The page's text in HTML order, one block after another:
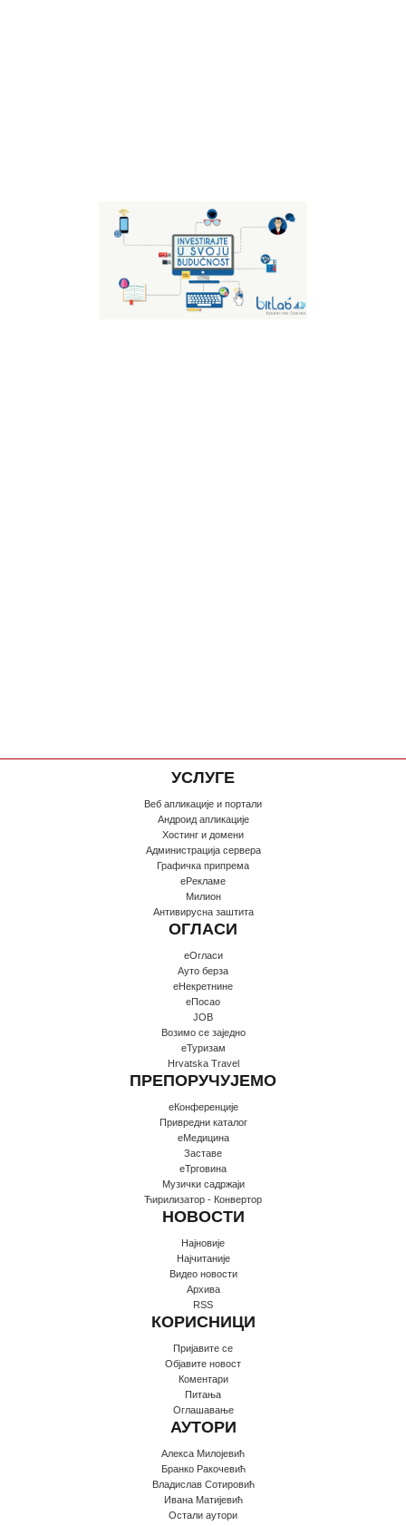
УСЛУГЕ
Веб апликације и портали
Андроид апликације
Хостинг и домени
Администрација сервера
Графичка припрема
еРекламе
Милион
Антивирусна заштита
ОГЛАСИ
еОгласи
Ауто берза
еНекретнине
еПосао
JOB
Возимо се заједно
еТуризам
Hrvatska Travel
ПРЕПОРУЧУЈЕМО
еКонференције
Привредни каталог
еМедицина
Заставе
еТрговина
Музички садржаји
Ћирилизатор - Конвертор
НОВОСТИ
Најновије
Најчитаније
Видео новости
Архива
RSS
КОРИСНИЦИ
Пријавите се
Oбјавите новост
Коментари
Питања
Оглашавање
АУТОРИ
Алекса Милојевић
Бранко Ракочевић
Владислав Сотировић
Ивана Матијевић
Остали аутори